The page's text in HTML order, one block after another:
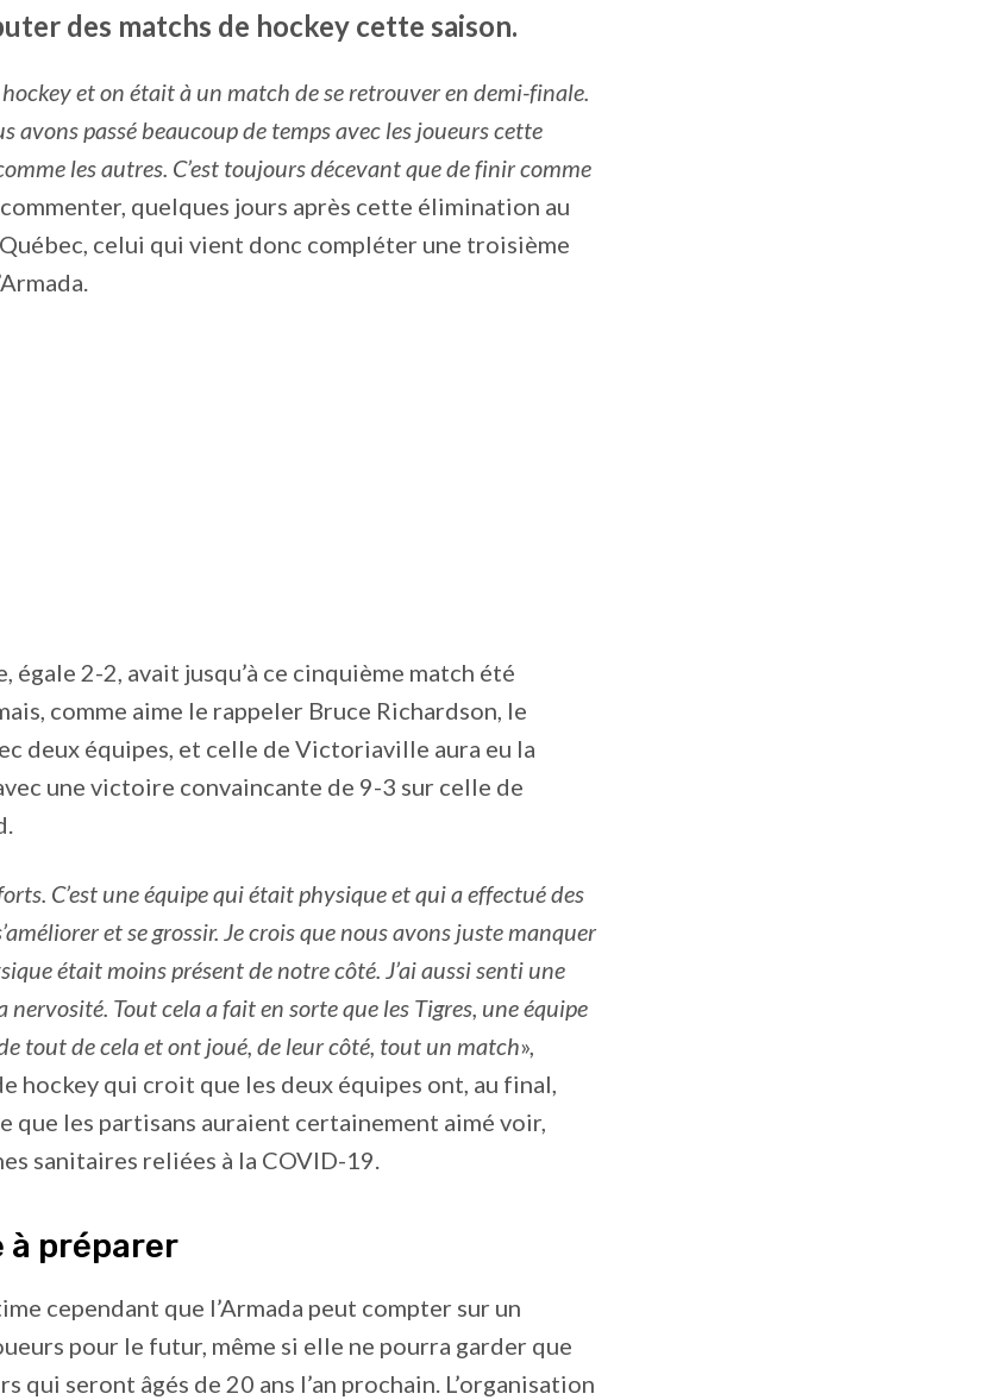
des matchs de hockey cette saison.
et on était à un match de se retrouver en demi-finale.
avons passé beaucoup de temps avec les joueurs cette
les autres. C’est toujours décevant que de finir comme
quelques jours après cette élimination au
celui qui vient donc compléter une troisième
égale 2-2, avait jusqu’à ce cinquième match été
comme aime le rappeler Bruce Richardson, le
deux équipes, et celle de Victoriaville aura eu la
une victoire convaincante de 9-3 sur celle de
C’est une équipe qui était physique et qui a effectué des
et se grossir. Je crois que nous avons juste manquer
était moins présent de notre côté. J’ai aussi senti une
Tout cela a fait en sorte que les Tigres, une équipe
tout de cela et ont joué, de leur côté, tout un match»,
hockey qui croit que les deux équipes ont, au final,
les partisans auraient certainement aimé voir,
sanitaires reliées à la COVID-19.
à préparer
cependant que l’Armada peut compter sur un
pour le futur, même si elle ne pourra garder que
qui seront âgés de 20 ans l’an prochain. L’organisation